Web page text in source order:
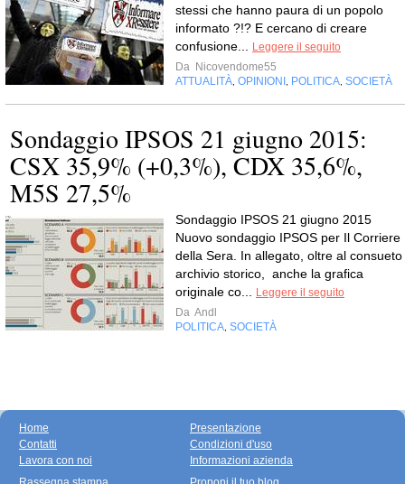
stessi che hanno paura di un popolo
informato ?!? E cercano di creare
confusione...
Leggere il seguito
Da Nicovendome55
ATTUALITÀ OPINIONI POLITICA SOCIETÀ
Sondaggio IPSOS 21 giugno 2015:
CSX 35,9% (+0,3%), CDX 35,6%,
M5S 27,5%
Sondaggio IPSOS 21 giugno 2015
Nuovo sondaggio IPSOS per Il Corriere
della Sera. In allegato, oltre al consueto
archivio storico, anche la grafica
originale co...
Leggere il seguito
Da Andl
POLITICA SOCIETÀ
Home
Contatti
Lavora con noi
Presentazione
Condizioni d'uso
Informazioni azienda